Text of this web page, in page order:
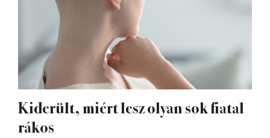
Kiderült, miért lesz olyan sok fiatal
rákos